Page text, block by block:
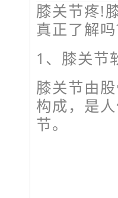
膝关节疼!
真正了解吗
1、膝关节
膝关节由
构成，是
节。